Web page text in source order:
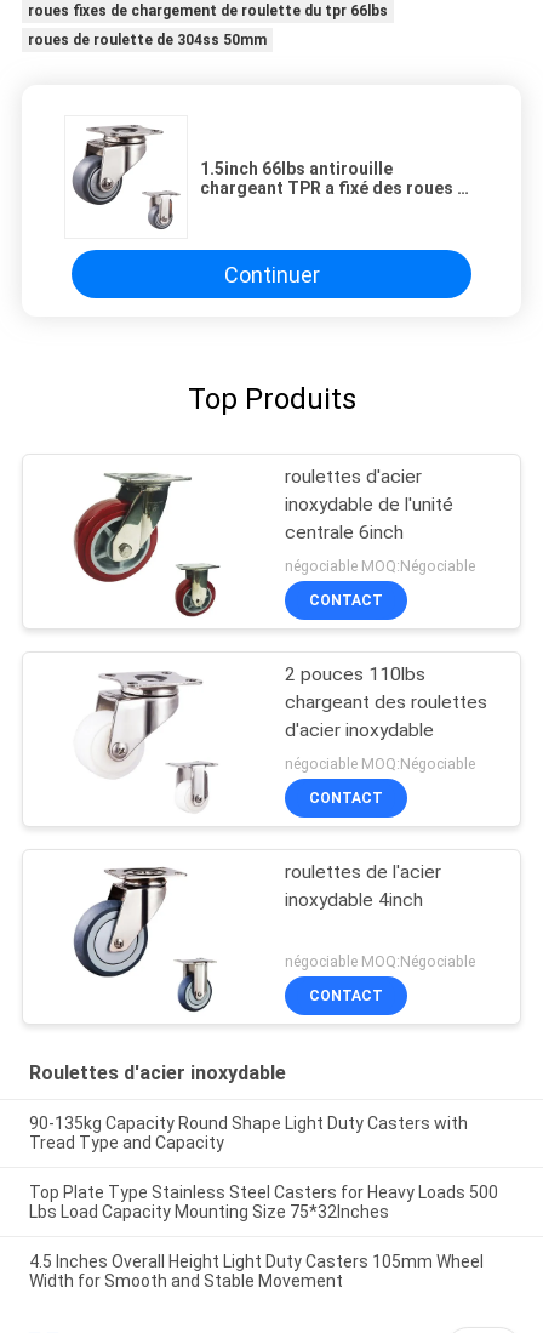
roues fixes de chargement de roulette du tpr 66lbs
roues de roulette de 304ss 50mm
1.5inch 66lbs antirouille
chargeant TPR a fixé des roues de
Continuer
Top Produits
roulettes d'acier
inoxydable de l'unité
centrale 6inch
négociable MOQ:Négociable
CONTACT
2 pouces 110lbs
chargeant des roulettes
d'acier inoxydable
négociable MOQ:Négociable
CONTACT
roulettes de l'acier
inoxydable 4inch
négociable MOQ:Négociable
CONTACT
Roulettes d'acier inoxydable
90-135kg Capacity Round Shape Light Duty Casters with
Tread Type and Capacity
Top Plate Type Stainless Steel Casters for Heavy Loads 500
Lbs Load Capacity Mounting Size 75*32Inches
4.5 Inches Overall Height Light Duty Casters 105mm Wheel
Width for Smooth and Stable Movement